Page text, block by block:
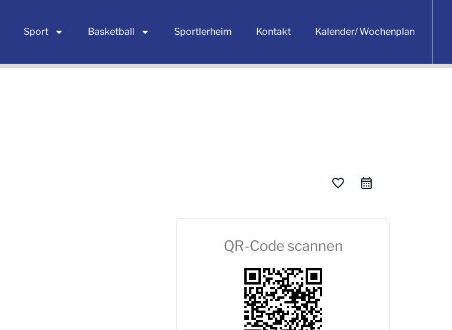
Sport Basketball Sportlerheim Kontakt Kalender/ Wochenplan
favorite_border
QR-Code scannen